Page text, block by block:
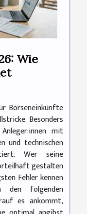
Wie
Börseneinkünfte
Besonders
mit
und technischen
Wer seine
gestalten
Fehler kennen
den folgenden
es ankommt,